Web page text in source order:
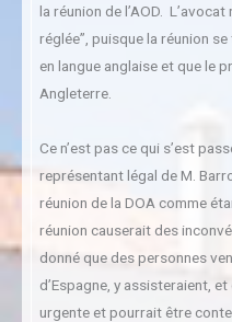
la réunion de l’AOD.
réglée”, puisque la réunion
en langue anglaise et que le
Angleterre.
Ce n’est pas ce qui s’est
représentant légal de M.
réunion de la DOA comme
réunion causerait des
donné que des personnes
d’Espagne, y assisteraient,
urgente et pourrait être